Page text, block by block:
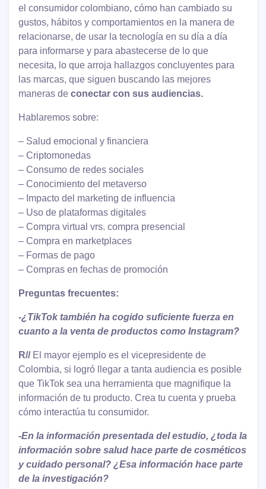
el consumidor colombiano, cómo han cambiado su
gustos, hábitos y comportamientos en la manera de
relacionarse, de usar la tecnología en su día a día
para informarse y para abastecerse de lo que
necesita, lo que arroja hallazgos concluyentes para
las marcas, que siguen buscando las mejores
maneras de conectar con sus audiencias.
Hablaremos sobre:
– Salud emocional y financiera
– Criptomonedas
– Consumo de redes sociales
– Conocimiento del metaverso
– Impacto del marketing de influencia
– Uso de plataformas digitales
– Compra virtual vrs. compra presencial
– Compra en marketplaces
– Formas de pago
– Compras en fechas de promoción
Preguntas frecuentes:
-¿TikTok también ha cogido suficiente fuerza en
cuanto a la venta de productos como Instagram?
R//El mayor ejemplo es el vicepresidente de
Colombia, si logró llegar a tanta audiencia es posible
que TikTok sea una herramienta que magnifique la
información de tu producto. Crea tu cuenta y prueba
cómo interactúa tu consumidor.
-En la información presentada del estudio, ¿toda la
información sobre salud hace parte de cosméticos
y cuidado personal? ¿Esa información hace parte
de la investigación?